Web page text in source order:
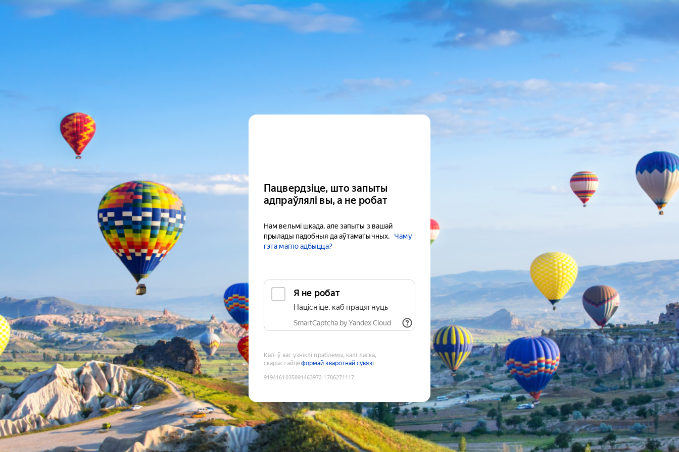
Пацвердзіце, што запыты
адпраўлялі вы, а не робат
Нам вельмі шкада, але запыты з вашай
прылады падобныя да аўтаматычных.
Чаму
гэта магло адбыцца?
Я не робат
Націсніце, каб працягнуць
SmartCaptcha by Yandex Cloud
Калі ў вас узніклі праблемы, калі ласка,
скарыстайцеформай зваротнай сувязі
9194161035891463972:1786271117